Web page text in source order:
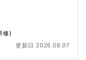
との連携による業務
います。併せて、担
推進までを主体的に
ジションはシニアス
は、チームメンバー
修)
更新日 2026.08.07